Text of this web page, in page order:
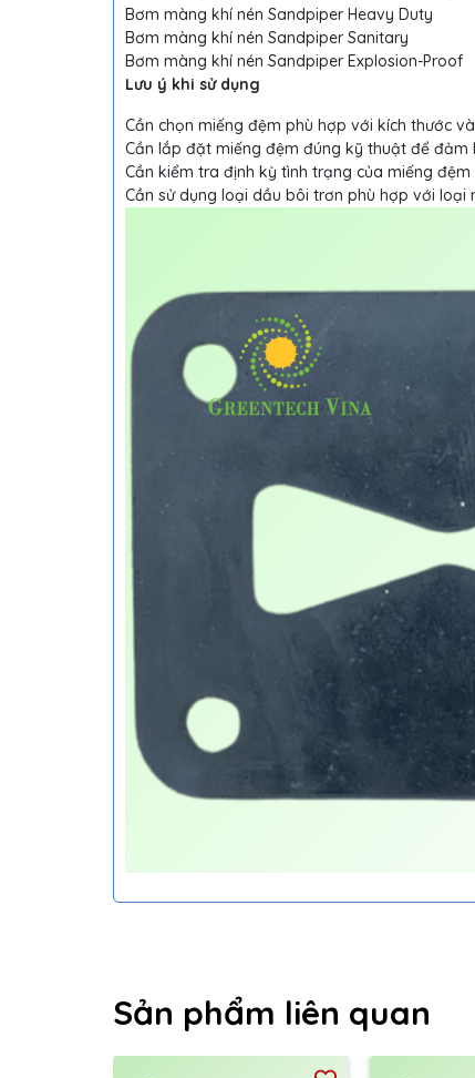
Bơm màng khí nén Sandpiper Heavy Duty
Bơm màng khí nén Sandpiper Sanitary
Bơm màng khí nén Sandpiper Explosion-Proof
Lưu ý khi sử dụng
Cần chọn miếng đệm phù hợp với kích thước
Cần lắp đặt miếng đệm đúng kỹ thuật để
Cần kiểm tra định kỳ tình trạng của miếng
Cần sử dụng loại dầu bôi trơn phù hợp với loại
Sản phẩm liên quan